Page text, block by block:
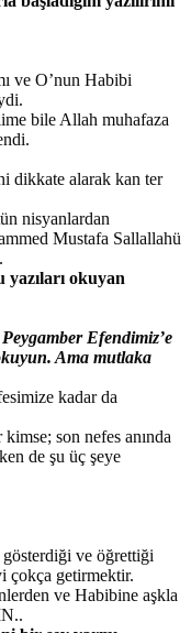
ve O’nun Habibi
bile Allah muhafaza
dikkate alarak kan ter
nisyanlardan
Mustafa Sallallahü
yazıları okuyan
Efendimiz’e
Ama mutlaka
kadar da
kimse; son nefes anında
de şu üç şeye
ve öğrettiği
çokça getirmektir.
ve Habibine aşkla